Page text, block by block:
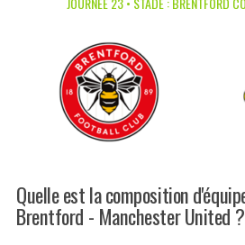
Quelle est la composition
Brentford - Manchester United ?